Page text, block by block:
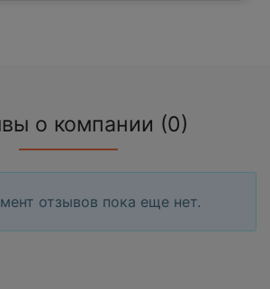
о компании (0)
отзывов пока еще нет.